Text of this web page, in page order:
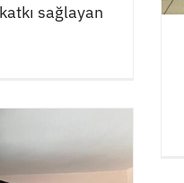
sağlayan